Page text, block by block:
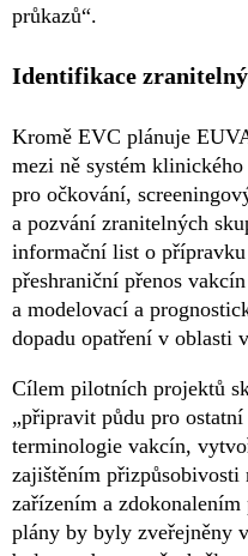
průkazů“.
Identifikace
Kromě EVC plánuje
mezi ně systém
pro očkování,
a pozvání zranitelných
informační list o
přeshraniční přenos
a modelovací a
dopadu opatření v oblasti
Cílem pilotních projektů
„připravit půdu pro
terminologie vakcín,
zajištěním
zařízením a
plány by byly zveřejněny